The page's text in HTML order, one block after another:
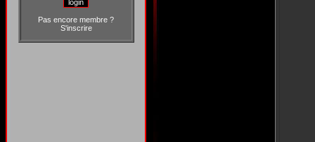
Pas encore membre ?
S'inscrire